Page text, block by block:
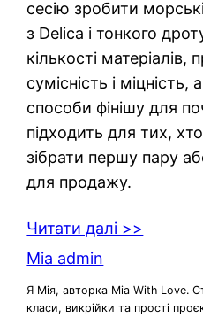
сесію зробити
з Delica і тонкого
кількості матеріалів,
сумісність і міцність,
способи фінішу для
підходить для тих,
зібрати першу пару
для продажу.
Читати далі >>
Mia admin
Я Мія, авторка Mia With Love.
класи, викрійки та прості